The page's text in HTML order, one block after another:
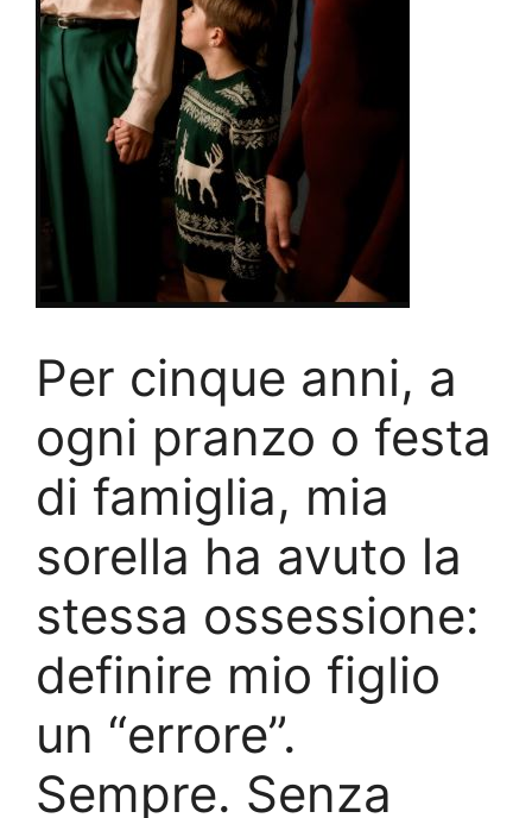
Per cinque anni, a
ogni pranzo o festa
di famiglia, mia
sorella ha avuto la
stessa ossessione:
definire mio figlio
un “errore”.
Sempre. Senza